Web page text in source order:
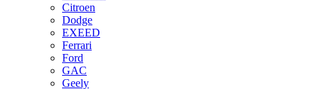
Citroen
Dodge
EXEED
Ferrari
Ford
GAC
Geely